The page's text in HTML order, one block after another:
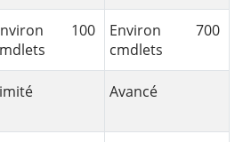
100
Environ 700
cmdlets
Avancé